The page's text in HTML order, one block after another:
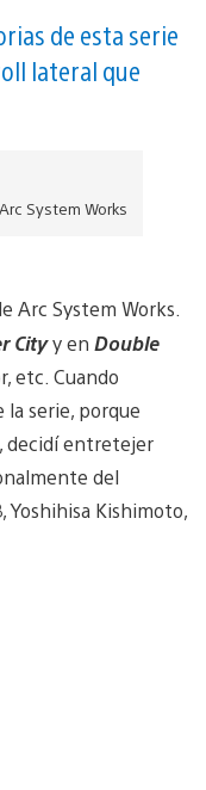
de esta serie
lateral que
System Works
Arc System Works.
Cityy en Double
etc. Cuando
la serie, porque
decidí entretejer
del
Yoshihisa Kishimoto,